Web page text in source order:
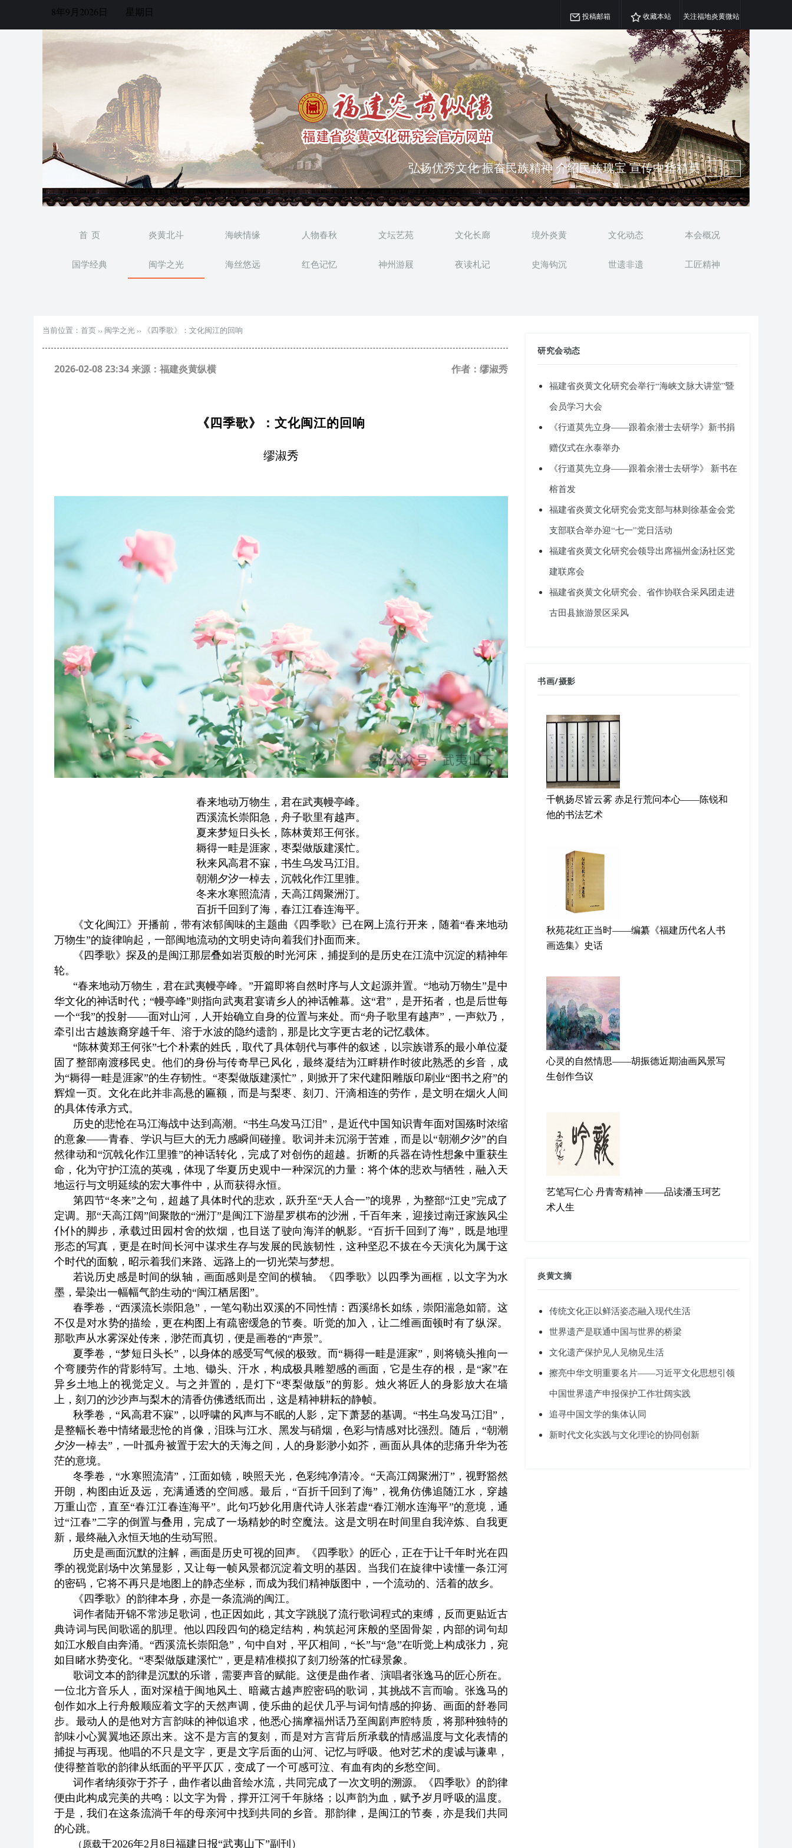
8年9月2026日 星期日 投稿邮箱 收藏本站 关注福地炎黄微站
弘扬优秀文化 振奋民族精神 介绍民族瑰宝 宣传中华精英
突出海西特色 报道台港澳侨 坚持古为今用 力求雅俗共赏
首 页 炎黄北斗 海峡情缘 人物春秋 文坛艺苑 文化长廊 境外炎黄 文化动态 本会概况
国学经典 闽学之光 海丝悠远 红色记忆 神州游屐 夜读札记 史海钩沉 世遗非遗 工匠精神
当前位置： 首页 ›› 闽学之光 ›› 《四季歌》：文化闽江的回响
2026-02-08 23:34 来源：福建炎黄纵横 作者：缪淑秀
《四季歌》：文化闽江的回响
缪淑秀
春来地动万物生，君在武夷幔亭峰。
西溪流长崇阳急，舟子歌里有越声。
夏来梦短日头长，陈林黄郑王何张。
耨得一畦是涯家，枣梨做版建溪忙。
秋来风高君不寐，书生乌发马江泪。
朝潮夕汐一棹去，沉戟化作江里骓。
冬来水寒照流清，天高江阔聚洲汀。
百折千回到了海，春江江春连海平。
《文化闽江》开播前，带有浓郁闽味的主题曲《四季歌》已在网上流行开来，随着“春来地动
万物生”的旋律响起，一部闽地流动的文明史诗向着我们扑面而来。
《四季歌》探及的是闽江那层叠如岩页般的时光河床，捕捉到的是历史在江流中沉淀的精神年
轮。
“春来地动万物生，君在武夷幔亭峰。”开篇即将自然时序与人文起源并置。“地动万物生”是中
华文化的神话时代；“幔亭峰”则指向武夷君宴请乡人的神话帷幕。这“君”，是开拓者，也是后世每
一个“我”的投射——面对山河，人开始确立自身的位置与来处。而“舟子歌里有越声”，一声欸乃，
牵引出古越族裔穿越千年、溶于水波的隐约遗韵，那是比文字更古老的记忆载体。
“陈林黄郑王何张”七个朴素的姓氏，取代了具体朝代与事件的叙述，以宗族谱系的最小单位凝
固了整部南渡移民史。他们的身份与传奇早已风化，最终凝结为江畔耕作时彼此熟悉的乡音，成
为“耨得一畦是涯家”的生存韧性。“枣梨做版建溪忙”，则掀开了宋代建阳雕版印刷业“图书之府”的
辉煌一页。文化在此并非高悬的匾额，而是与梨枣、刻刀、汗滴相连的劳作，是文明在烟火人间
的具体传承方式。
历史的悲怆在马江海战中达到高潮。“书生乌发马江泪”，是近代中国知识青年面对国殇时浓缩
的意象——青春、学识与巨大的无力感瞬间碰撞。歌词并未沉溺于苦难，而是以“朝潮夕汐”的自
然律动和“沉戟化作江里骓”的神话转化，完成了对创伤的超越。折断的兵器在诗性想象中重获生
命，化为守护江流的英魂，体现了华夏历史观中一种深沉的力量：将个体的悲欢与牺牲，融入天
地运行与文明延续的宏大事件中，从而获得永恒。
第四节“冬来”之句，超越了具体时代的悲欢，跃升至“天人合一”的境界，为整部“江史”完成了
定调。那“天高江阔”间聚散的“洲汀”是闽江下游星罗棋布的沙洲，千百年来，迎接过南迁家族风尘
仆仆的脚步，承载过田园村舍的炊烟，也目送了驶向海洋的帆影。“百折千回到了海”，既是地理
形态的写真，更是在时间长河中谋求生存与发展的民族韧性，这种坚忍不拔在今天演化为属于这
个时代的面貌，昭示着我们来路、远路上的一切光荣与梦想。
若说历史感是时间的纵轴，画面感则是空间的横轴。《四季歌》以四季为画框，以文字为水
墨，晕染出一幅幅气韵生动的“闽江栖居图”。
春季卷，“西溪流长崇阳急”，一笔勾勒出双溪的不同性情：西溪绵长如练，崇阳湍急如箭。这
不仅是对水势的描绘，更在构图上有疏密缓急的节奏。听觉的加入，让二维画面顿时有了纵深。
那歌声从水雾深处传来，渺茫而真切，便是画卷的“声景”。
夏季卷，“梦短日头长”，以身体的感受写气候的极致。而“耨得一畦是涯家”，则将镜头推向一
个弯腰劳作的背影特写。土地、锄头、汗水，构成极具雕塑感的画面，它是生存的根，是“家”在
异乡土地上的视觉定义。与之并置的，是灯下“枣梨做版”的剪影。烛火将匠人的身影放大在墙
上，刻刀的沙沙声与梨木的清香仿佛透纸而出，这是精神耕耘的静帧。
秋季卷，“风高君不寐”，以呼啸的风声与不眠的人影，定下萧瑟的基调。“书生乌发马江泪”，
是整幅长卷中情绪最悲怆的肖像，泪珠与江水、黑发与硝烟，色彩与情感对比强烈。随后，“朝潮
夕汐一棹去”，一叶孤舟被置于宏大的天海之间，人的身影渺小如芥，画面从具体的悲痛升华为苍
茫的意境。
冬季卷，“水寒照流清”，江面如镜，映照天光，色彩纯净清冷。“天高江阔聚洲汀”，视野豁然
开朗，构图由近及远，充满通透的空间感。最后，“百折千回到了海”，视角仿佛追随江水，穿越
万重山峦，直至“春江江春连海平”。此句巧妙化用唐代诗人张若虚“春江潮水连海平”的意境，通
过“江春”二字的倒置与叠用，完成了一场精妙的时空魔法。这是文明在时间里自我淬炼、自我更
新，最终融入永恒天地的生动写照。
历史是画面沉默的注解，画面是历史可视的回声。《四季歌》的匠心，正在于让千年时光在四
季的视觉剧场中次第显影，又让每一帧风景都沉淀着文明的基因。当我们在旋律中读懂一条江河
的密码，它将不再只是地图上的静态坐标，而成为我们精神版图中，一个流动的、活着的故乡。
《四季歌》的韵律本身，亦是一条流淌的闽江。
词作者陆开锦不常涉足歌词，也正因如此，其文字跳脱了流行歌词程式的束缚，反而更贴近古
典诗词与民间歌谣的肌理。他以四段四句的稳定结构，构筑起河床般的坚固骨架，内部的词句却
如江水般自由奔涌。“西溪流长崇阳急”，句中自对，平仄相间，“长”与“急”在听觉上构成张力，宛
如目睹水势变化。“枣梨做版建溪忙”，更是精准模拟了刻刀纷落的忙碌景象。
歌词文本的韵律是沉默的乐谱，需要声音的赋能。这便是曲作者、演唱者张逸马的匠心所在。
一位北方音乐人，面对深植于闽地风土、暗藏古越声腔密码的歌词，其挑战不言而喻。张逸马的
创作如水上行舟般顺应着文字的天然声调，使乐曲的起伏几乎与词句情感的抑扬、画面的舒卷同
步。最动人的是他对方言韵味的神似追求，他悉心揣摩福州话乃至闽剧声腔特质，将那种独特的
韵味小心翼翼地还原出来。这不是方言的复刻，而是对方言背后所承载的情感温度与文化表情的
捕捉与再现。他唱的不只是文字，更是文字后面的山河、记忆与呼吸。他对艺术的虔诚与谦卑，
使得整首歌的韵律从纸面的平平仄仄，变成了一个可感可泣、有血有肉的乡愁空间。
词作者纳须弥于芥子，曲作者以曲音绘水流，共同完成了一次文明的溯源。《四季歌》的韵律
便由此构成完美的共鸣：以文字为骨，撑开江河千年脉络；以声韵为血，赋予岁月呼吸的温度。
于是，我们在这条流淌千年的母亲河中找到共同的乡音。那韵律，是闽江的节奏，亦是我们共同
的心跳。
（原载于2026年2月8日福建日报“武夷山下”副刊）
研究会动态
福建省炎黄文化研究会举行“海峡文脉大讲堂”暨
会员学习大会
《行道莫先立身——跟着余潜士去研学》新书捐
赠仪式在永泰举办
《行道莫先立身——跟着余潜士去研学》 新书在
榕首发
福建省炎黄文化研究会党支部与林则徐基金会党
支部联合举办迎“七一”党日活动
福建省炎黄文化研究会领导出席福州金汤社区党
建联席会
福建省炎黄文化研究会、省作协联合采风团走进
古田县旅游景区采风
书画/摄影
千帆扬尽皆云雾 赤足行荒问本心——陈锐和
他的书法艺术
秋苑花红正当时——编纂《福建历代名人书
画选集》史话
心灵的自然情思——胡振德近期油画风景写
生创作刍议
艺笔写仁心 丹青寄精神 ——品读潘玉珂艺
术人生
炎黄文摘
传统文化正以鲜活姿态融入现代生活
世界遗产是联通中国与世界的桥梁
文化遗产保护见人见物见生活
擦亮中华文明重要名片——习近平文化思想引领
中国世界遗产申报保护工作壮阔实践
追寻中国文学的集体认同
新时代文化实践与文化理论的协同创新